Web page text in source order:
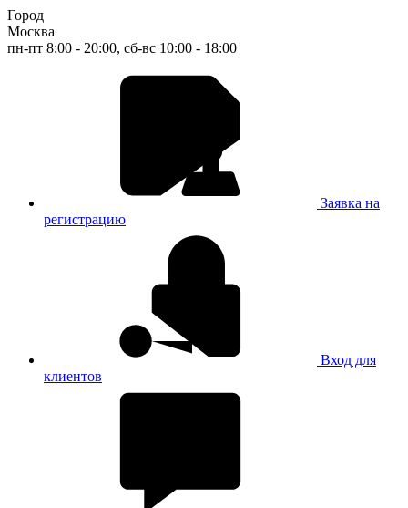
Город
Москва
пн-пт 8:00 - 20:00, сб-вс 10:00 - 18:00
Заявка на
регистрацию
Вход для
клиентов